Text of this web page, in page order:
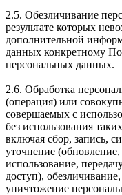
2.5. Обезличивание
результате которых
дополнительной
данных конкретному
персональных данных.
2.6. Обработка
(операция) или
совершаемых с
без использования
включая сбор, запись,
уточнение
использование,
доступ),
уничтожение